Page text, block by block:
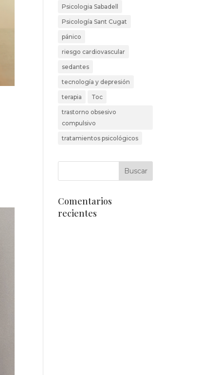
Psicologia Sabadell
Psicología Sant Cugat
pánico
riesgo cardiovascular
sedantes
tecnología y depresión
terapia Toc
trastorno obsesivo
compulsivo
tratamientos psicológicos
Comentarios
recientes